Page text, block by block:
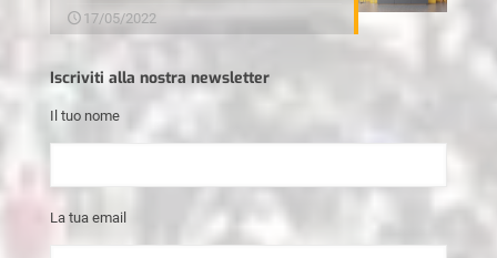
17/05/2022
Iscriviti alla nostra newsletter
Il tuo nome
La tua email